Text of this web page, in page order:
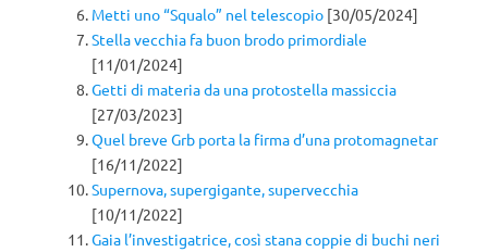
Metti uno “Squalo” nel telescopio [30/05/2024]
Stella vecchia fa buon brodo primordiale
[11/01/2024]
Getti di materia da una protostella massiccia
[27/03/2023]
Quel breve Grb porta la firma d’una protomagnetar
[16/11/2022]
Supernova, supergigante, supervecchia
[10/11/2022]
Gaia l’investigatrice, così stana coppie di buchi neri